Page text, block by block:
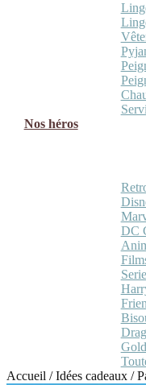
Nos héros
DC
Accueil /Idées cadeaux /